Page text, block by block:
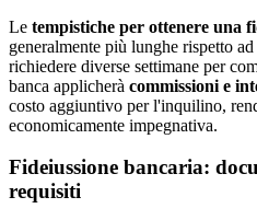
Le tempistiche per ottenere una
generalmente più lunghe rispetto
richiedere diverse settimane per
banca applicherà commissioni e
costo aggiuntivo per l'inquilino,
economicamente impegnativa.
Fideiussione bancaria:
requisiti